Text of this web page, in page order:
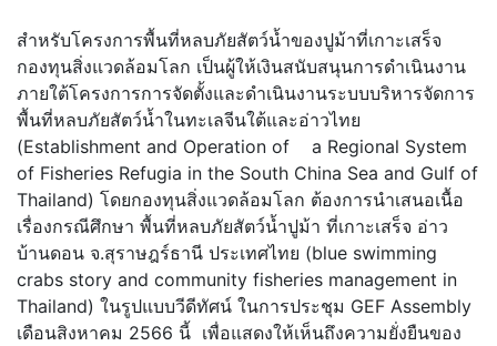
สำหรับโครงการพื้นที่หลบภัยสัตว์น้ำของปูม้าที่เกาะเสร็จ
กองทุนสิ่งแวดล้อมโลก เป็นผู้ให้เงินสนับสนุนการดำเนินงาน
ภายใต้โครงการการจัดตั้งและดำเนินงานระบบบริหารจัดการ
พื้นที่หลบภัยสัตว์น้ำในทะเลจีนใต้และอ่าวไทย
(Establishment and Operation of a Regional System
of Fisheries Refugia in the South China Sea and Gulf of
Thailand) โดยกองทุนสิ่งแวดล้อมโลก ต้องการนำเสนอเนื้อ
เรื่องกรณีศึกษา พื้นที่หลบภัยสัตว์น้ำปูม้า ที่เกาะเสร็จ อ่าว
บ้านดอน จ.สุราษฎร์ธานี ประเทศไทย (blue swimming
crabs story and community fisheries management in
Thailand) ในรูปแบบวีดีทัศน์ ในการประชุม GEF Assembly
เดือนสิงหาคม 2566 นี้ เพื่อแสดงให้เห็นถึงความยั่งยืนของ